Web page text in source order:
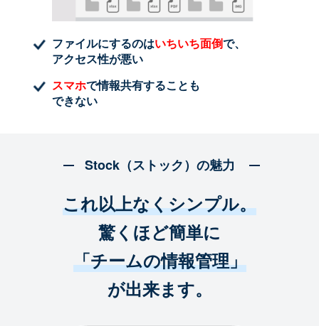
ファイルにするのはいちいち面倒で、
アクセス性が悪い
スマホで情報共有することも
できない
Stock（ストック）の魅力
これ以上なくシンプル。
驚くほど簡単に
「チームの情報管理」
が出来ます。